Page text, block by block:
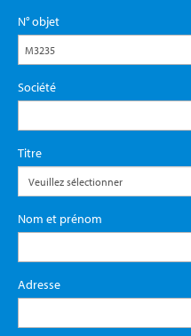
N° objet
Société
Titre
Nom et prénom
Adresse